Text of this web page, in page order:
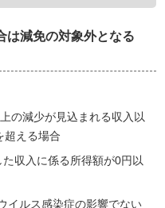
は減免の対象外となる
の減少が見込まれる収入以
超える場合
収入に係る所得額が0円以
イルス感染症の影響でない